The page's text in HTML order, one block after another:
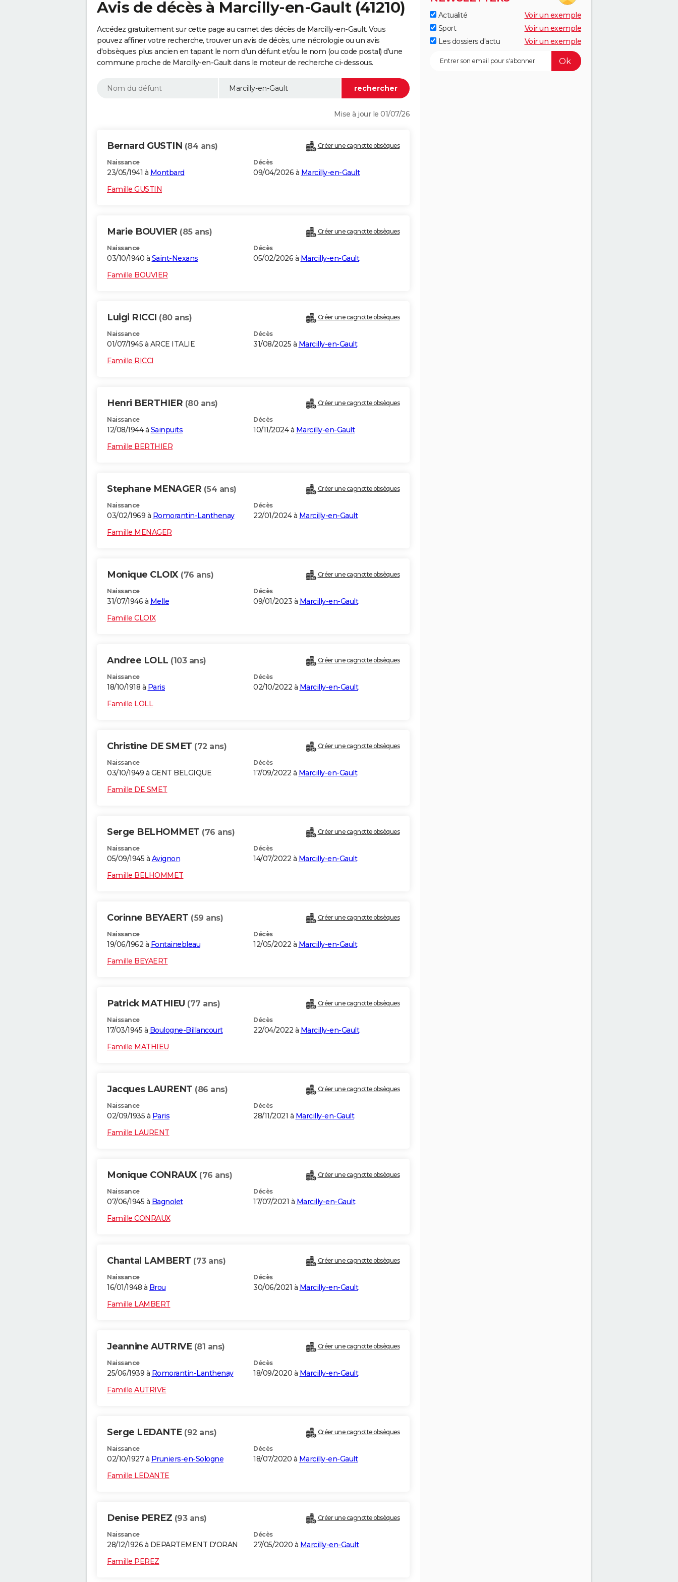
Avis de décès à Marcilly-en-Gault (41210)
Accédez gratuitement sur cette page au carnet des décès de Marcilly-en-Gault. Vous
pouvez affiner votre recherche, trouver un avis de décès, une nécrologie ou un avis
d'obsèques plus ancien en tapant le nom d'un défunt et/ou le nom (ou code postal) d'une
commune proche de Marcilly-en-Gault dans le moteur de recherche ci-dessous.
Mise à jour le 01/07/26
Bernard GUSTIN (84 ans) Créer une cagnotte obsèques
Naissance
23/05/1941 à Montbard
Décès
09/04/2026 à Marcilly-en-Gault
Famille GUSTIN
Marie BOUVIER (85 ans) Créer une cagnotte obsèques
Naissance
03/10/1940 à Saint-Nexans
Décès
05/02/2026 à Marcilly-en-Gault
Famille BOUVIER
Luigi RICCI (80 ans) Créer une cagnotte obsèques
Naissance
01/07/1945 à ARCE ITALIE
Décès
31/08/2025 à Marcilly-en-Gault
Famille RICCI
Henri BERTHIER (80 ans) Créer une cagnotte obsèques
Naissance
12/08/1944 à Sainpuits
Décès
10/11/2024 à Marcilly-en-Gault
Famille BERTHIER
Stephane MENAGER (54 ans) Créer une cagnotte obsèques
Naissance
03/02/1969 à Romorantin-Lanthenay
Décès
22/01/2024 à Marcilly-en-Gault
Famille MENAGER
Monique CLOIX (76 ans) Créer une cagnotte obsèques
Naissance
31/07/1946 à Melle
Décès
09/01/2023 à Marcilly-en-Gault
Famille CLOIX
Andree LOLL (103 ans) Créer une cagnotte obsèques
Naissance
18/10/1918 à Paris
Décès
02/10/2022 à Marcilly-en-Gault
Famille LOLL
Christine DE SMET (72 ans) Créer une cagnotte obsèques
Naissance
03/10/1949 à GENT BELGIQUE
Décès
17/09/2022 à Marcilly-en-Gault
Famille DE SMET
Serge BELHOMMET (76 ans) Créer une cagnotte obsèques
Naissance
05/09/1945 à Avignon
Décès
14/07/2022 à Marcilly-en-Gault
Famille BELHOMMET
Corinne BEYAERT (59 ans) Créer une cagnotte obsèques
Naissance
19/06/1962 à Fontainebleau
Décès
12/05/2022 à Marcilly-en-Gault
Famille BEYAERT
Patrick MATHIEU (77 ans) Créer une cagnotte obsèques
Naissance
17/03/1945 à Boulogne-Billancourt
Décès
22/04/2022 à Marcilly-en-Gault
Famille MATHIEU
Jacques LAURENT (86 ans) Créer une cagnotte obsèques
Naissance
02/09/1935 à Paris
Décès
28/11/2021 à Marcilly-en-Gault
Famille LAURENT
Monique CONRAUX (76 ans) Créer une cagnotte obsèques
Naissance
07/06/1945 à Bagnolet
Décès
17/07/2021 à Marcilly-en-Gault
Famille CONRAUX
Chantal LAMBERT (73 ans) Créer une cagnotte obsèques
Naissance
16/01/1948 à Brou
Décès
30/06/2021 à Marcilly-en-Gault
Famille LAMBERT
Jeannine AUTRIVE (81 ans) Créer une cagnotte obsèques
Naissance
25/06/1939 à Romorantin-Lanthenay
Décès
18/09/2020 à Marcilly-en-Gault
Famille AUTRIVE
Serge LEDANTE (92 ans) Créer une cagnotte obsèques
Naissance
02/10/1927 à Pruniers-en-Sologne
Décès
18/07/2020 à Marcilly-en-Gault
Famille LEDANTE
Denise PEREZ (93 ans) Créer une cagnotte obsèques
Naissance
28/12/1926 à DEPARTEMENT D'ORAN
Décès
27/05/2020 à Marcilly-en-Gault
Famille PEREZ
Actualité
Voir un exemple
Sport
Voir un exemple
Les dossiers d'actu
Voir un exemple